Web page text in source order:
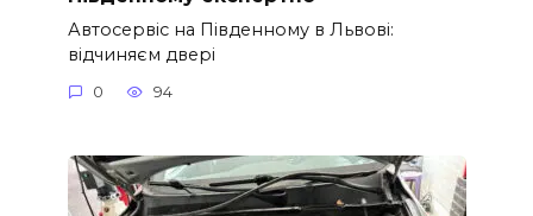
Автосервіс на Південному в Львові:
відчиняєм двері
0 94